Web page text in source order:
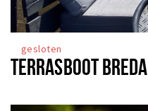
gesloten
TERRASBOOT BREDA